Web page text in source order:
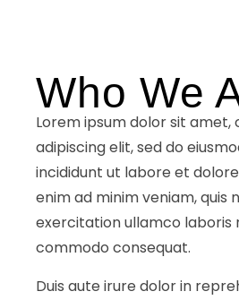
Who We
Lorem ipsum dolor sit
adipiscing elit, sed do
incididunt ut labore et
enim ad minim veniam, quis
exercitation ullamco laboris
commodo consequat.
Duis aute irure dolor in